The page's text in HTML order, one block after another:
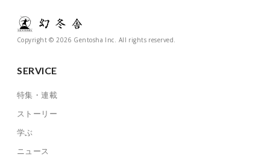
Copyright © 2026 Gentosha Inc. All rights reserved.
SERVICE
特集・連載
ストーリー
学ぶ
ニュース